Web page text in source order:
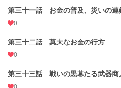
第三十一話 お金の普及、災いの連
0
第三十二話 莫大なお金の行方
0
第三十三話 戦いの黒幕たる武器商
0